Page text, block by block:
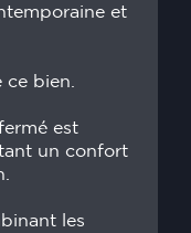
et
ce bien.
est
un confort
les